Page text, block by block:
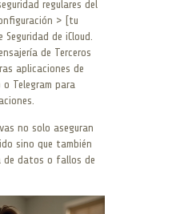
regulares del
> [tu
de iCloud.
de Terceros
aplicaciones de
o Telegram para
no solo aseguran
sino que también
de datos o fallos de